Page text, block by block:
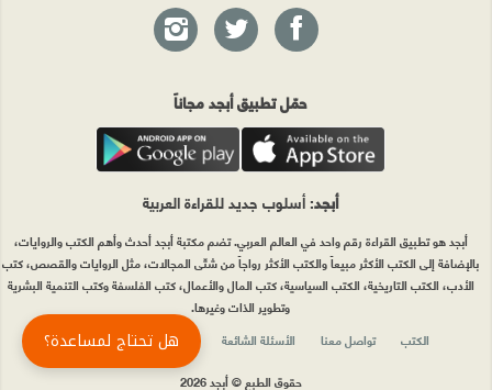
حمّل تطبيق أبجد مجاناً
أبجد: أسلوب جديد للقراءة العربية
أبجد هو تطبيق القراءة رقم واحد في العالم العربي. تضم مكتبة أبجد أحدث وأهم الكتب والروايات،
بالإضافة إلى الكتب الأكثر مبيعاً والكتب الأكثر رواجاً من شتّى المجالات، مثل الروايات والقصص، كتب
الأدب، الكتب التاريخية، الكتب السياسية، كتب المال والأعمال، كتب الفلسفة وكتب التنمية البشرية
وتطوير الذات وغيرها.
الكتب
تواصل معنا الأسئلة الشائعة اشتراك أبجد بلا حدود
المؤلفون
حقوق الطبع © أبجد 2026
هل تحتاج لمساعدة؟